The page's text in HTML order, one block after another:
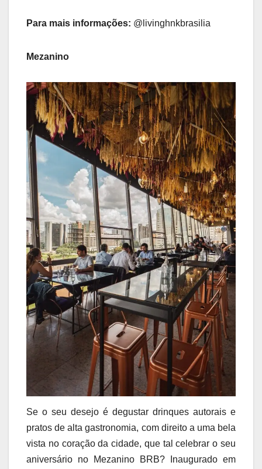
Para mais informações: @livinghnkbrasilia
Mezanino
Se o seu desejo é degustar drinques autorais e
pratos de alta gastronomia, com direito a uma bela
vista no coração da cidade, que tal celebrar o seu
aniversário no Mezanino BRB? Inaugurado em